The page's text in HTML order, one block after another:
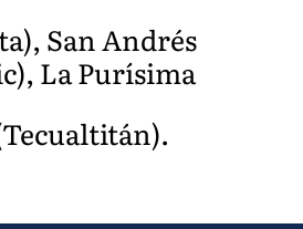
San Andrés
La Purísima